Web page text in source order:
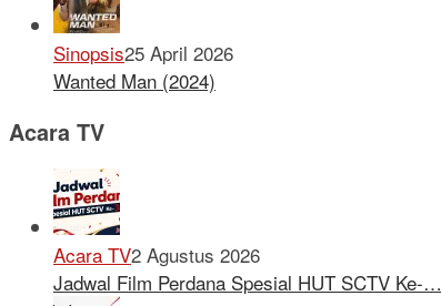
Sinopsis25 April 2026
Wanted Man (2024)
Acara TV
Acara TV2 Agustus 2026
Jadwal Film Perdana Spesial HUT SCTV Ke-…